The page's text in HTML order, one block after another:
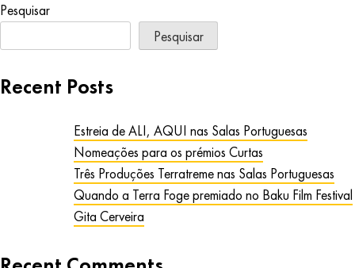
Pesquisar
Pesquisar
Recent Posts
Estreia de ALI, AQUI nas Salas Portuguesas
Nomeações para os prémios Curtas
Três Produções Terratreme nas Salas Portuguesas
Quando a Terra Foge premiado no Baku Film Festival
Gita Cerveira